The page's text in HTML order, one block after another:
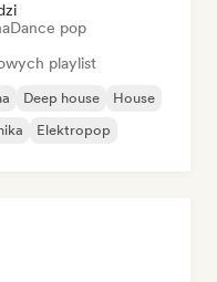
Dance pop
playlist
Deep house
House
Elektropop